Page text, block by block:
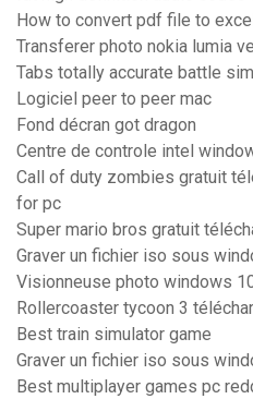
How to convert pdf file to
Transferer photo nokia lumia
Tabs totally accurate battle
Logiciel peer to peer mac
Fond décran got dragon
Centre de controle intel
Call of duty zombies gratuit
for pc
Super mario bros gratuit
Graver un fichier iso sous
Visionneuse photo windows
Rollercoaster tycoon 3
Best train simulator game
Graver un fichier iso sous
Best multiplayer games pc